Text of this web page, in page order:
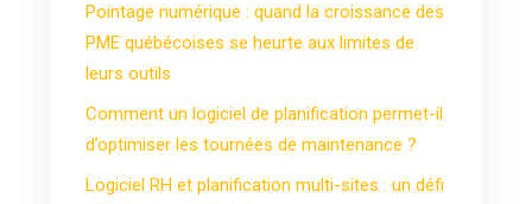
Pointage numérique : quand la croissance des
PME québécoises se heurte aux limites de
leurs outils
Comment un logiciel de planification permet-il
d’optimiser les tournées de maintenance ?
Logiciel RH et planification multi-sites : un défi